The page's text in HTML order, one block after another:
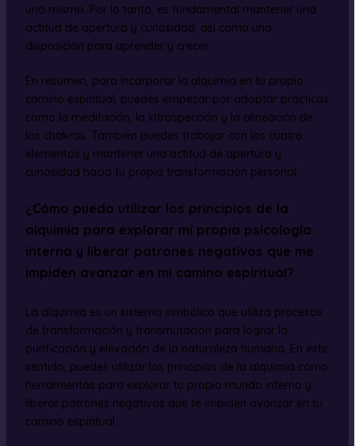
uno mismo. Por lo tanto, es fundamental mantener una
actitud de apertura y curiosidad, así como una
disposición para aprender y crecer.
En resumen, para incorporar la alquimia en tu propio
camino espiritual, puedes empezar por adoptar prácticas
como la meditación, la introspección y la alineación de
los chakras. También puedes trabajar con los cuatro
elementos y mantener una actitud de apertura y
curiosidad hacia tu propia transformación personal.
¿Cómo puedo utilizar los principios de la
alquimia para explorar mi propia psicología
interna y liberar patrones negativos que me
impiden avanzar en mi camino espiritual?
La alquimia es un sistema simbólico que utiliza procesos
de transformación y transmutación para lograr la
purificación y elevación de la naturaleza humana. En este
sentido, puedes utilizar los principios de la alquimia como
herramientas para explorar tu propio mundo interno y
liberar patrones negativos que te impiden avanzar en tu
camino espiritual.